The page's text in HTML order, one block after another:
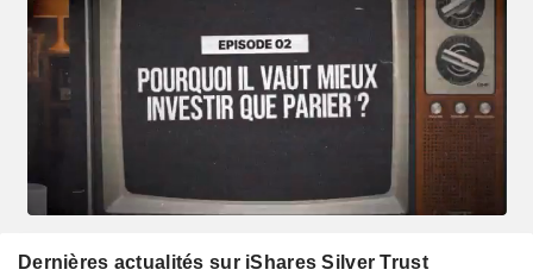
Dernières actualités sur iShares Silver Trust